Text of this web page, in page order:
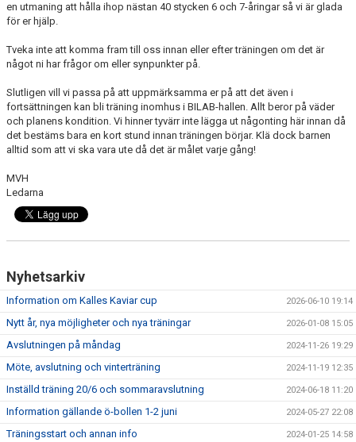
en utmaning att hålla ihop nästan 40 stycken 6 och 7-åringar så vi är glada
för er hjälp.
Tveka inte att komma fram till oss innan eller efter träningen om det är
något ni har frågor om eller synpunkter på.
Slutligen vill vi passa på att uppmärksamma er på att det även i
fortsättningen kan bli träning inomhus i BILAB-hallen. Allt beror på väder
och planens kondition. Vi hinner tyvärr inte lägga ut någonting här innan då
det bestäms bara en kort stund innan träningen börjar. Klä dock barnen
alltid som att vi ska vara ute då det är målet varje gång!
MVH
Ledarna
Nyhetsarkiv
Information om Kalles Kaviar cup 2026-06-10 19:14
Nytt år, nya möjligheter och nya träningar 2026-01-08 15:05
Avslutningen på måndag 2024-11-26 19:29
Möte, avslutning och vinterträning 2024-11-19 12:35
Inställd träning 20/6 och sommaravslutning 2024-06-18 11:20
Information gällande ö-bollen 1-2 juni 2024-05-27 22:08
Träningsstart och annan info 2024-01-25 14:58